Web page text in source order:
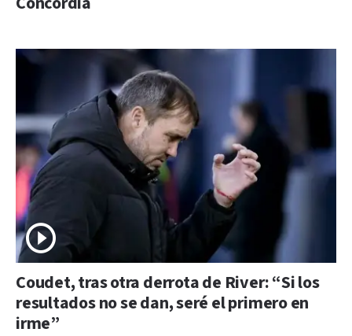
Coudet, tras otra derrota de River: “Si los
resultados no se dan, seré el primero en
irme”